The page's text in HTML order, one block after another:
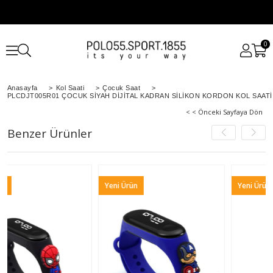
0
Anasayfa > Kol Saati > Çocuk Saat
>
PLCDJT005R01 ÇOCUK SİYAH DİJİTAL KADRAN SİLİKON KORDON KOL SAATİ
< < Önceki Sayfaya Dön
Benzer Ürünler